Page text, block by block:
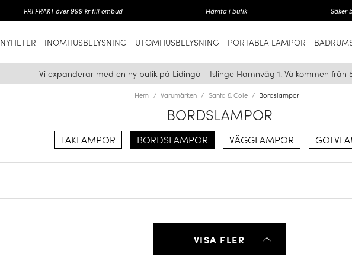
FRI FRAKT över 999 kr till ombud Hämta i butik Säker
NYHETER INOMHUSBELYSNING UTOMHUSBELYSNING PORTABLA LAMPOR
Vi expanderar med en ny butik på Lidingö – Islinge Hamnväg 1. Välkommen från
Hem Varumärken Santa & Cole Bordslampor
BORDSLAMPOR
TAKLAMPOR BORDSLAMPOR VÄGGLAMPOR
VISA FLER